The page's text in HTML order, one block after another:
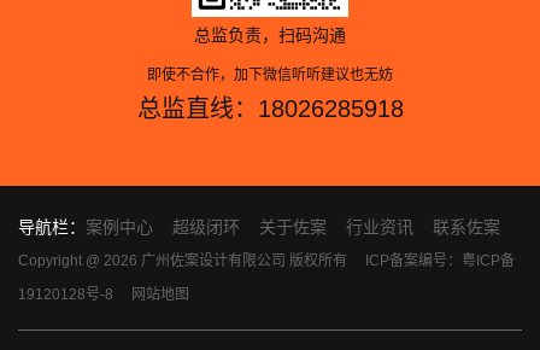
总监负责，扫码沟通
即使不合作，加下微信听听建议也无妨
总监直线：18026285918
导航栏： 案例中心 超级闭环 关于佐案 行业资讯 联系佐案
Copyright @ 2026 广州佐案设计有限公司 版权所有
ICP备案编号：粤ICP备
19120128号-8
网站地图